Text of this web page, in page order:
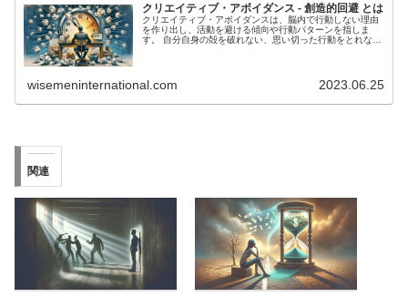
クリエイティブ・アボイダンス - 創造的回避 とは
クリエイティブ・アボイダンスは、脳内で行動しない理由
を作り出し、活動を避ける傾向や行動パターンを指しま
す。 自分自身の殻を破れない、思い切った行動をとれない
wisemeninternational.com 2023.06.25
関連